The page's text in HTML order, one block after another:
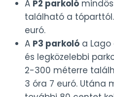
A P2 parkoló
található a
euró.
A P3 parkoló a
és legközelebbi
2-300 méterre
3 óra 7 euró. Utána